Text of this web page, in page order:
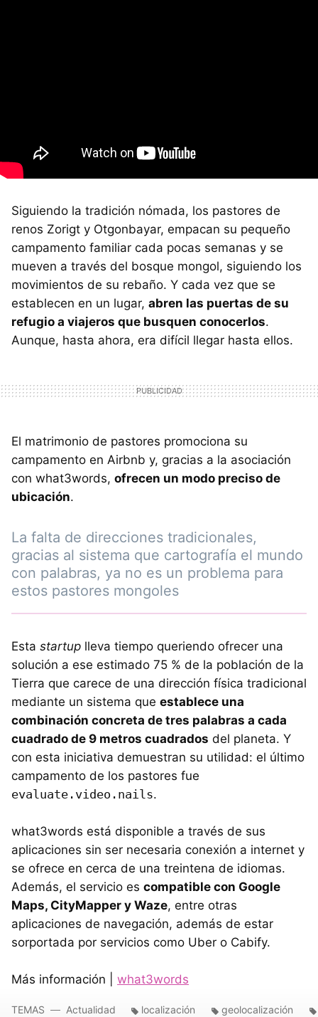
Siguiendo la tradición nómada, los pastores de
renos Zorigt y Otgonbayar, empacan su pequeño
campamento familiar cada pocas semanas y se
mueven a través del bosque mongol, siguiendo los
movimientos de su rebaño. Y cada vez que se
establecen en un lugar, abren las puertas de su
refugio a viajeros que busquen conocerlos.
Aunque, hasta ahora, era difícil llegar hasta ellos.
El matrimonio de pastores promociona su
campamento en Airbnb y, gracias a la asociación
con what3words, ofrecen un modo preciso de
ubicación.
La falta de direcciones tradicionales,
gracias al sistema que cartografía el mundo
con palabras, ya no es un problema para
estos pastores mongoles
Esta startup lleva tiempo queriendo ofrecer una
solución a ese estimado 75 % de la población de la
Tierra que carece de una dirección física tradicional
mediante un sistema que establece una
combinación concreta de tres palabras a cada
cuadrado de 9 metros cuadrados del planeta. Y
con esta iniciativa demuestran su utilidad: el último
campamento de los pastores fue
evaluate.video.nails.
what3words está disponible a través de sus
aplicaciones sin ser necesaria conexión a internet y
se ofrece en cerca de una treintena de idiomas.
Además, el servicio es compatible con Google
Maps, CityMapper y Waze, entre otras
aplicaciones de navegación, además de estar
sorportada por servicios como Uber o Cabify.
Más información | what3words
TEMAS Actualidad localización geolocalización